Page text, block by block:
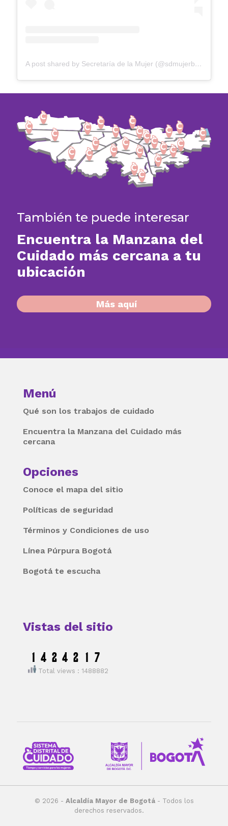
A post shared by Secretaría de la Mujer (@sdmujerbogota)
También te puede interesar
Encuentra la Manzana del
Cuidado más cercana a tu
ubicación​
Más aquí
Menú
Qué son los trabajos de cuidado
Encuentra la Manzana del Cuidado más
cercana
Opciones
Conoce el mapa del sitio
Políticas de seguridad
Términos y Condiciones de uso
Línea Púrpura Bogotá
Bogotá te escucha
Vistas del sitio
Total views : 1488882
© 2026 - Alcaldía Mayor de Bogotá- Todos los
derechos reservados.